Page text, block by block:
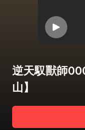
逆天馭獸師
山】